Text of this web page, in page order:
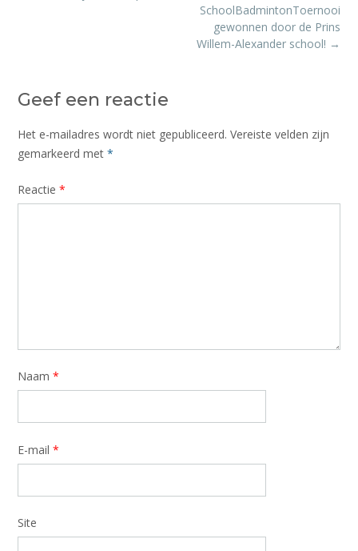
SchoolBadmintonToernooi
gewonnen door de Prins
Willem-Alexander school! →
Geef een reactie
Het e-mailadres wordt niet gepubliceerd. Vereiste velden zijn
gemarkeerd met *
Reactie *
Naam *
E-mail *
Site